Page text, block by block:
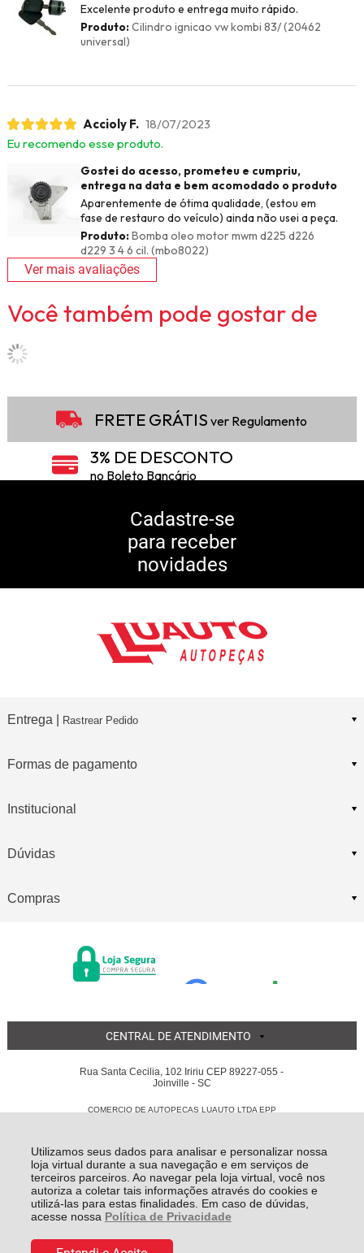
Utilizamos seus dados para analisar e personalizar nossa
loja virtual durante a sua navegação e em serviços de
terceiros parceiros. Ao navegar pela loja virtual, você nos
autoriza a coletar tais informações através do cookies e
utilizá-las para estas finalidades. Em caso de dúvidas,
acesse nossa Política de Privacidade
Excelente produto e entrega muito rápido.
Produto:Cilindro ignicao vw kombi 83/ (20462
universal)
Accioly F. 18/07/2023
Eu recomendo esse produto.
Gostei do acesso, prometeu e cumpriu,
entrega na data e bem acomodado o produto
Aparentemente de ótima qualidade, (estou em
fase de restauro do veículo) ainda não usei a peça.
Produto:Bomba oleo motor mwm d225 d226
d229 3 4 6 cil. (mbo8022)
Ver mais avaliações
Você também pode gostar de
FRETE GRÁTIS ver Regulamento
3% DE DESCONTO
no Boleto Bancário
5% DE DESCONTO
10% DE CASHBACK
Consulte Regulamento
Cadastre-se
para receber
novidades
Entrega | Rastrear Pedido
Formas de pagamento
Institucional
Dúvidas
Compras
CENTRAL DE ATENDIMENTO
Rua Santa Cecilia, 102 Iririu CEP 89227-055 -
Joinville - SC
COMERCIO DE AUTOPECAS LUAUTO LTDA EPP